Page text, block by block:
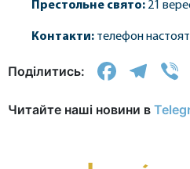
Престольне свято: 21
Контакти: телефон
Поділитись:
Читайте наші новини в